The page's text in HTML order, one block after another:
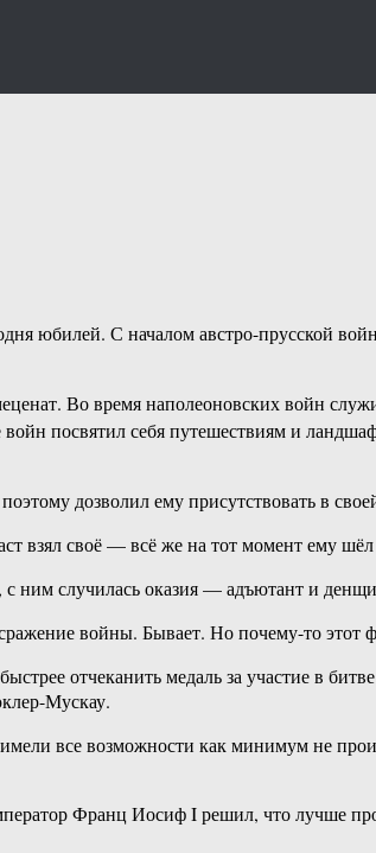
юбилей. С началом австро-прусской
Во время наполеоновских войн
войн посвятил себя путешествиям и
дозволил ему присутствовать в
взял своё — всё же на тот момент ему
случилась оказия — адъютант и
войны. Бывает. Но почему-то этот
отчеканить медаль за участие в
Мускау.
все возможности как минимум не
Франц Иосиф I решил, что лучше